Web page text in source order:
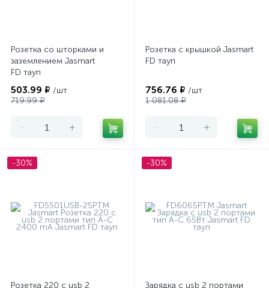
Розетка со шторками и
заземлением Jasmart
FD тауп
503.99 ₽ /шт
719.99 ₽
- +
Розетка с крышкой Jasmart
FD тауп
756.76 ₽ /шт
1 081.08 ₽
- +
-30%
Розетка 220 с usb 2
-30%
Зарядка с usb 2 портами